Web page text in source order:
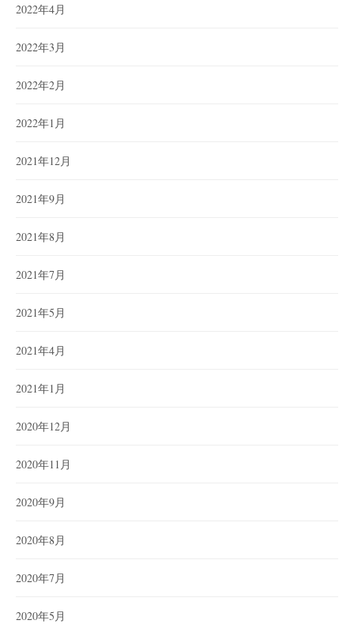
2022年4月
2022年3月
2022年2月
2022年1月
2021年12月
2021年9月
2021年8月
2021年7月
2021年5月
2021年4月
2021年1月
2020年12月
2020年11月
2020年9月
2020年8月
2020年7月
2020年5月